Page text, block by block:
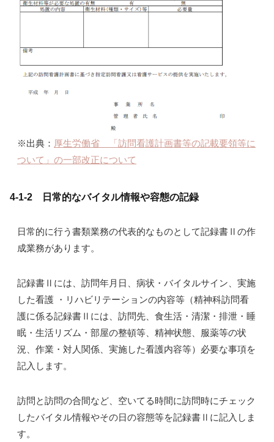
※出典： 厚生労働省 「訪問看護計画書等の記載要領等に
ついて」の一部改正について
4-1-2 日常的なバイタル情報や容態の記録
日常的に行う書類業務の代表的なものとして記録書Ⅱの作
成業務があります。
記録書Ⅱには、訪問年月日、病状・バイタルサイン、実施
した看護 ・リハビリテーションの内容等（精神科訪問看
護に係る記録書Ⅱには、訪問先、食生活・清潔・排泄・睡
眠・生活リズム・部屋の整頓等、精神状態、服薬等の状
況、作業・対人関係、実施した看護内容等）必要な事項を
記入します。
訪問と訪問の合間など、空いてる時間に訪問時にチェック
したバイタル情報やその日の容態等を記録書Ⅱに記入しま
す。